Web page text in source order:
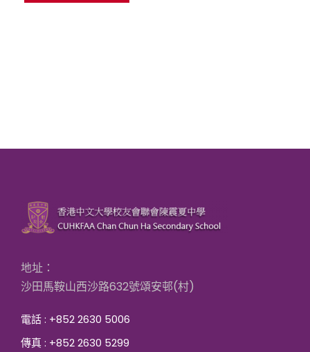
地址：
沙田馬鞍山西沙路632號頌安邨(村)
電話 : +852 2630 5006
傳真 : +852 2630 5299